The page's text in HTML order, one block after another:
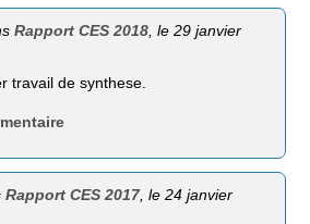
Rapport CES 2018, le 29 janvier
travail de synthese.
Rapport CES 2017, le 24 janvier